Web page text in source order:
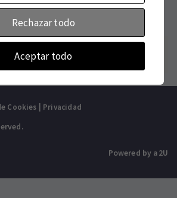
|
Cookies
Privacidad
Powered by a2U
Rechazar todo
Aceptar todo